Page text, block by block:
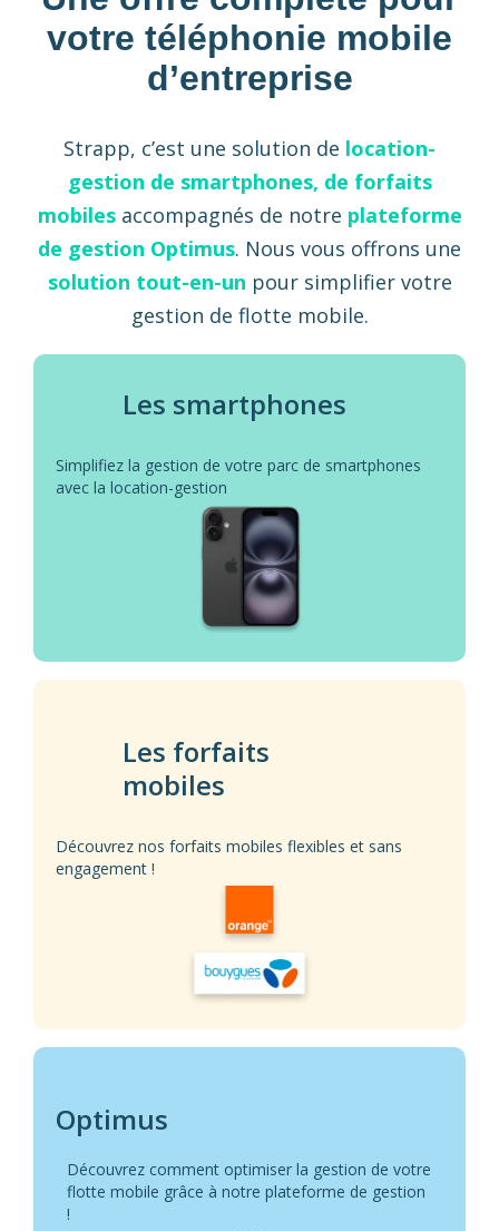
votre téléphonie mobile
d’entreprise
Strapp, c’est une solution de location-
gestion de smartphones, de forfaits
mobiles accompagnés de notre plateforme
de gestion Optimus. Nous vous offrons une
solution tout-en-un pour simplifier votre
gestion de flotte mobile.
Les smartphones
Simplifiez la gestion de votre parc de smartphones
avec la location-gestion
Les forfaits
mobiles
Découvrez nos forfaits mobiles flexibles et sans
engagement !
Optimus
Découvrez comment optimiser la gestion de votre
flotte mobile grâce à notre plateforme de gestion
!